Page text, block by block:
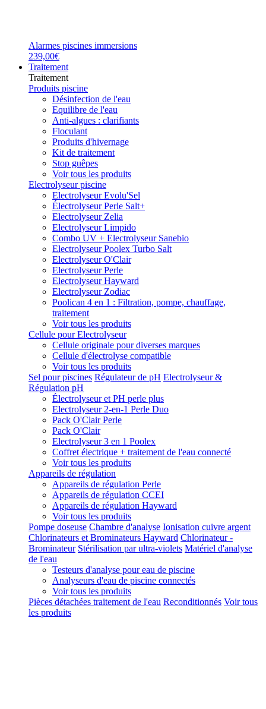
Alarmes piscines immersions
239,00€
Traitement
Traitement
Produits piscine
Désinfection de l'eau
Equilibre de l'eau
Anti-algues : clarifiants
Floculant
Produits d'hivernage
Kit de traitement
Stop guêpes
Voir tous les produits
Electrolyseur piscine
Electrolyseur Evolu'Sel
Électrolyseur Perle Salt+
Electrolyseur Zelia
Electrolyseur Limpido
Combo UV + Electrolyseur Sanebio
Electrolyseur Poolex Turbo Salt
Electrolyseur O'Clair
Electrolyseur Perle
Electrolyseur Hayward
Electrolyseur Zodiac
Poolican 4 en 1 : Filtration, pompe, chauffage,
traitement
Voir tous les produits
Cellule pour Electrolyseur
Cellule originale pour diverses marques
Cellule d'électrolyse compatible
Voir tous les produits
Sel pour piscines Régulateur de pH Electrolyseur &
Régulation pH
Électrolyseur et PH perle plus
Electrolyseur 2-en-1 Perle Duo
Pack O'Clair Perle
Pack O'Clair
Electrolyseur 3 en 1 Poolex
Coffret électrique + traitement de l'eau connecté
Voir tous les produits
Appareils de régulation
Appareils de régulation Perle
Appareils de régulation CCEI
Appareils de régulation Hayward
Voir tous les produits
Pompe doseuse Chambre d'analyse Ionisation cuivre argent
Chlorinateurs et Brominateurs Hayward Chlorinateur -
Brominateur Stérilisation par ultra-violets Matériel d'analyse
de l'eau
Testeurs d'analyse pour eau de piscine
Analyseurs d'eau de piscine connectés
Voir tous les produits
Pièces détachées traitement de l'eau Reconditionnés Voir tous
les produits